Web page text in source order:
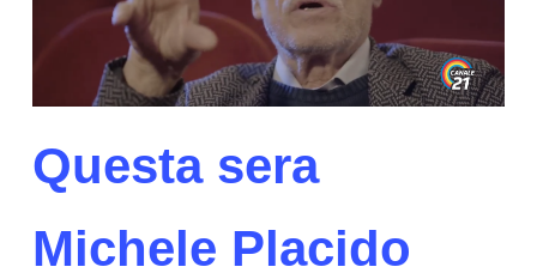
Questa sera
Michele Placido